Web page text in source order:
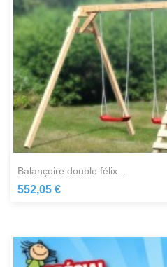
balançoire double félix...
552,05 €